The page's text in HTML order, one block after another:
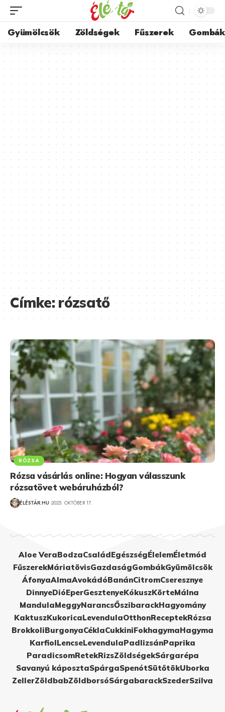
Gyümölcsök Zöldségek Fűszerek Gombák
Címke:rózsatő
RÓZSA
Rózsa vásárlás online: Hogyan válasszunk
rózsatövet webáruházból?
ÉLÉSTÁR.HU 2025. OKTÓBER 17.
Aloe VeraBodzaCsaládEgészségÉlelemÉletmód
FűszerekMáriatövisGazdaságGombákGyümölcsök
ÁfonyaAlmaAvokádóBanánCitromCseresznye
DinnyeDióEperGesztenyeKókuszKörteMálna
MandulaMeggyNarancsŐszibarackHagyomány
KaktuszKukoricaLevendulaOtthonReceptekRózsa
BrokkoliBurgonyaCéklaCukkiniFokhagymaHagyma
KarfiolLencseLevendulaPadlizsánPaprika
ParadicsomRetekRizsZöldségekSárgarépa
Savanyú káposztaSpárgaSpenótSütőtökUborka
ZellerZöldbabZöldborsóSárgabarackSzederSzilva